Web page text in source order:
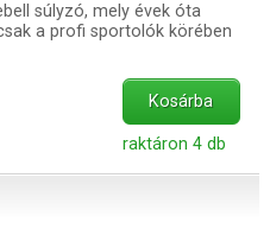
súlyzó, mely évek óta
a profi sportolók körében
Kosárba
raktáron 4 db